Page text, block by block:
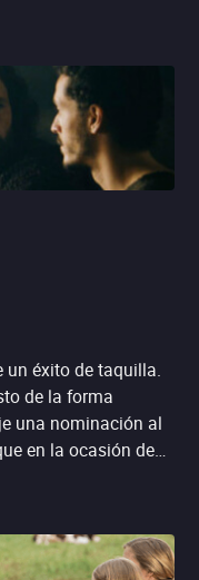
un éxito de taquilla.
de la forma
una nominación al
en la ocasión de
de gente saliendo
shock. La
esta una de las
en el streaming.